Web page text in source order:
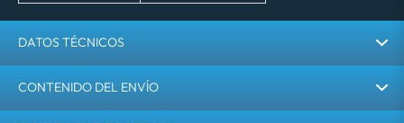
DATOS TÉCNICOS
CONTENIDO DEL ENVÍO